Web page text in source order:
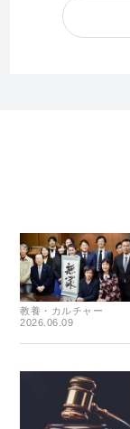
教養・カルチャー
2026.06.09